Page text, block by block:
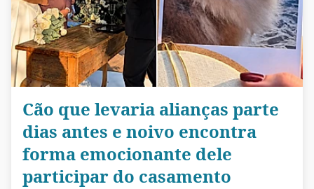
Cão que levaria alianças parte
dias antes e noivo encontra
forma emocionante dele
participar do casamento